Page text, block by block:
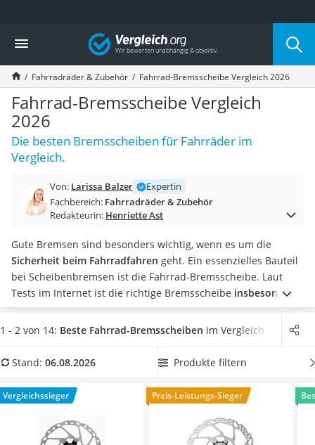
Die beliebtesten Vergleiche nach Kategorie
Freizeit & Sport
Gartentrampolin
Trampolin
Metalldetektor
Eufab-Fahrradträger
Trampolin 366 cm
Fahrradschloss
Aluminium-Koffer
Air Bike
E-Bike-Dreirad
Trekkingschuhe Herren
Reisetasche mit Rollen
Klimmzugstation
Koffer
Nachtsichtgerät
Faltschloss
Vibrationsplatte
Sicherheitsweste Reiten
Service
Vergleich
Fahrradräder & Zubehör Fahrrad-Bremsscheibe Vergleich 2026
Fahrrad-Bremsscheibe Vergleich
2026
Die besten Bremsscheiben für Fahrräder im
Vergleich.
Von: Larissa Balzer
Expertin
Fachbereich: Fahrradräder & Zubehör
Redakteurin: Henriette Ast
Gute Bremsen sind besonders wichtig, wenn es um die
Sicherheit beim Fahrradfahren geht. Ein essenzielles Bauteil
bei Scheibenbremsen ist die Fahrrad-Bremsscheibe. Laut
Tests im Internet ist die richtige Bremsscheibe insbesondere
beiE-Bikesbesonders wichtig, da diese schwerer sind als
herkömmliche Fahrräder. Wenn Sie eine Fahrrad-
aus unserem Fahrrad-Bremsscheiben-Vergleich eine Fahrrad-
hat uns hier im August 2026 besonders das Modell
SHIMANO
SM-RT64* mit seinen Eigenschaften.
1 - 2 von 14: Beste Fahrrad-Bremsscheiben im Vergleich
Stand: 06.08.2026 Produkte filtern
Vergleichssieger Preis-Leistungs-Sieger